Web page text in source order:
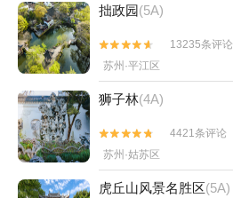
拙政园(5A)


13235条评论
苏州·平江区
狮子林(4A)


4421条评论
苏州·姑苏区
虎丘山风景名胜区(5A)